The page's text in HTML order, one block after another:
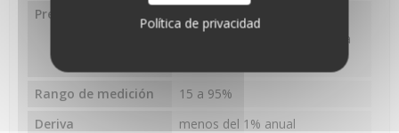
Precisión
humedad entre 15°C y 45°C
incluida histéresis, 5% de 25 a
Rango de medición
15 a 95%
Deriva
menos del 1% anual
Política de privacidad